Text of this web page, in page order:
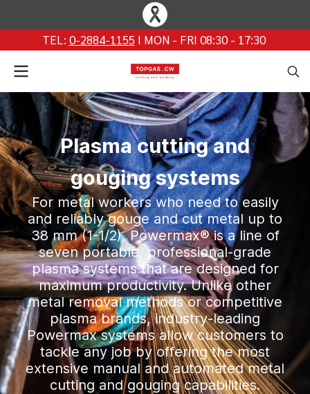
TEL: 0-2884-1155I MON - FRI 08:30 - 17:30
Plasma cutting and
gouging systems
For metal workers who need to easily
and reliably gouge and cut metal up to
38 mm (1-1/2), Powermax® is a line of
seven portable, professional-grade
plasma systems that are designed for
maximum productivity. Unlike other
metal removal methods or competitive
plasma brands, industry-leading
Powermax systems allow customers to
tackle any job by offering the most
extensive manual and automated metal
cutting and gouging capabilities.